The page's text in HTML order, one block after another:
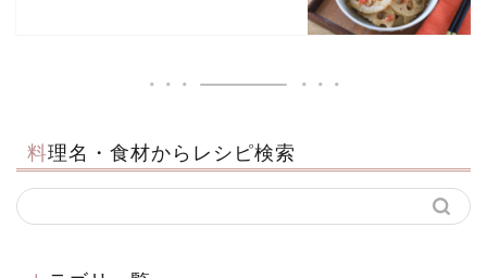
料理名・食材からレシピ検索